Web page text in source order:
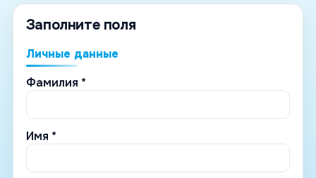
Заполните поля
Личные данные
Фамилия *
Имя *